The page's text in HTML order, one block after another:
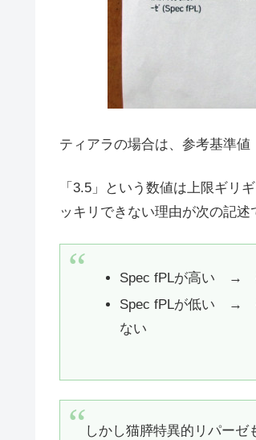
ティアラの場合は、参考基準値
「3.5」という数値は上限ギリ
ッキリできない理由が次の記述
Spec fPLが高い →
Spec fPLが低い →
ない
しかし猫膵特異的リパー